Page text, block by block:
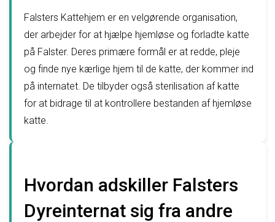
Falsters Kattehjem er en velgørende organisation,
der arbejder for at hjælpe hjemløse og forladte katte
på Falster. Deres primære formål er at redde, pleje
og finde nye kærlige hjem til de katte, der kommer ind
på internatet. De tilbyder også sterilisation af katte
for at bidrage til at kontrollere bestanden af hjemløse
katte.
Hvordan adskiller Falsters
Dyreinternat sig fra andre